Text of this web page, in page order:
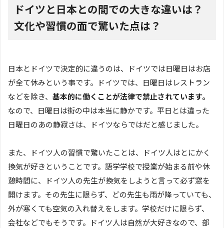
ドイツと日本との間での大きな違いは？
文化や習慣の面で驚いた点は？
日本とドイツで決定的に違うのは、ドイツでは日曜日はお店
が全て休みという事です。ドイツでは、日曜日はレストラン
などを除き、 基本的に働くことが法律で禁止されています。
なので、日曜日は街の中は本当に静かです。平日とは違った
日曜日のあの静寂さは、ドイツならではだと感じました。
また、ドイツ人の習慣で驚いたことは、ドイツ人はとにかく
換気が好きということです。語学学校で授業が始まる前や休
憩時間に、ドイツ人の先生が換気をしようと言って必ず窓を
開けます。その先生に限らず、どの先生も雨が降っていても、
外が寒くても空気の入れ替えをします。学校だけに限らず、
会社などでもそうです。ドイツ人は自然が大好きなので、部